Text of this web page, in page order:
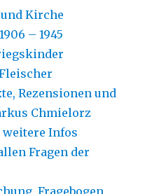
Kirche
– 1945
Rezensionen und
Chmielorz
weitere Infos
Fragen der